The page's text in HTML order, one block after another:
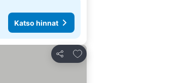
Katso hinnat
Jaa
Lisää suosikkeihin